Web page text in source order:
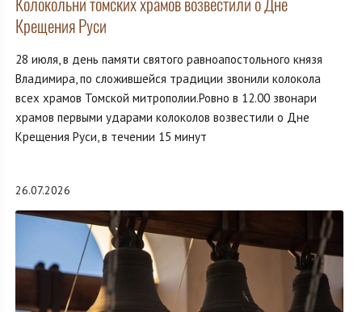
Крещения Руси
28 июля, в день памяти святого равноапостольного князя
Владимира, по сложившейся традиции звонили колокола
всех храмов Томской митрополии.Ровно в 12.00 звонари
храмов первыми ударами колоколов возвестили о Дне
Крещения Руси, в течении 15 минут
26.07.2026